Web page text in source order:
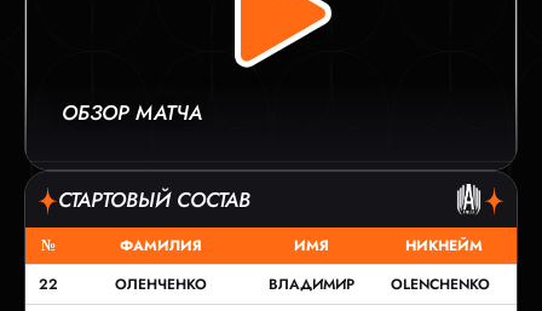
ОБЗОР МАТЧА
СТАРТОВЫЙ СОСТАВ
№ ФАМИЛИЯ ИМЯ
НИКНЕЙМ
22
ОЛЕНЧЕНКО ВЛАДИМИР
OLENCHENKO